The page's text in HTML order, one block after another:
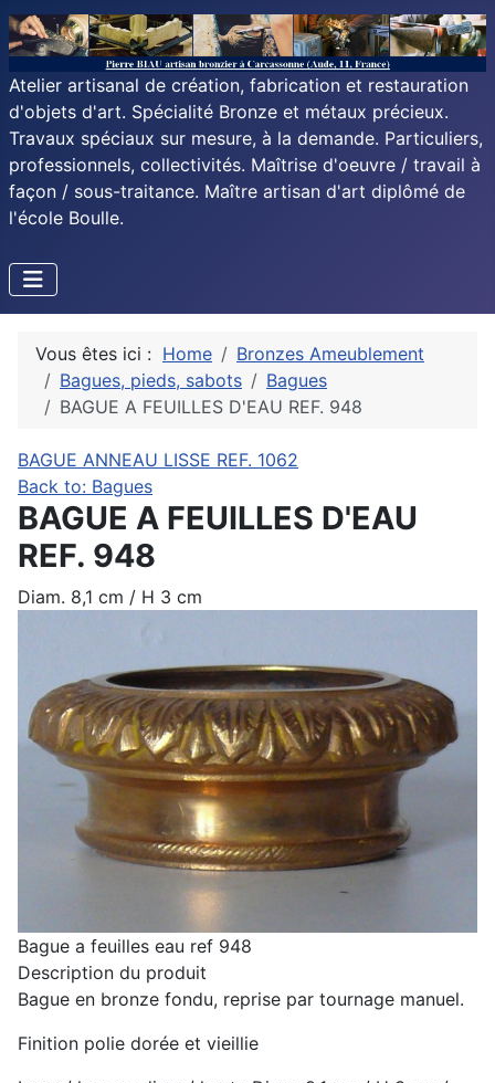
Atelier artisanal de création, fabrication et restauration
d'objets d'art. Spécialité Bronze et métaux précieux.
Travaux spéciaux sur mesure, à la demande. Particuliers,
professionnels, collectivités. Maîtrise d'oeuvre / travail à
façon / sous-traitance. Maître artisan d'art diplômé de
l'école Boulle.
Vous êtes ici : Home
Bronzes Ameublement
Bagues, pieds, sabots
Bagues
BAGUE A FEUILLES D'EAU REF. 948
BAGUE ANNEAU LISSE REF. 1062
Back to: Bagues
BAGUE A FEUILLES D'EAU
REF. 948
Diam. 8,1 cm / H 3 cm
Bague a feuilles eau ref 948
Description du produit
Bague en bronze fondu, reprise par tournage manuel.
Finition polie dorée et vieillie